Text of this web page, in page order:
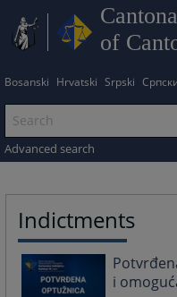
of
Bosanski Hrvatski Srpski
Advanced search
Indictments
i